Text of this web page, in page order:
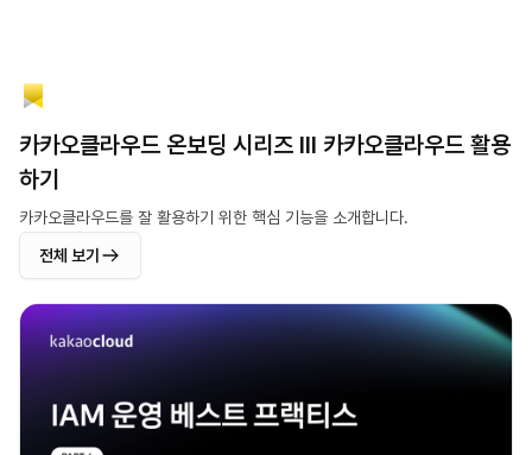
카카오클라우드 온보딩 시리즈 Ⅲ 카카오클라우드 활용
하기
카카오클라우드를 잘 활용하기 위한 핵심 기능을 소개합니다.
전체 보기